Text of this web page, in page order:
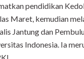
pendidikan
Maret, kemudian
Jantung dan
Indonesia. Ia